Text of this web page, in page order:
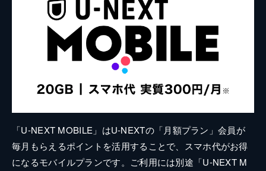
「U-NEXT MOBILE」はU-NEXTの「月額プラン」会員が
毎月もらえるポイントを活用することで、スマホ代がお得
になるモバイルプランです。ご利用には別途「U-NEXT M